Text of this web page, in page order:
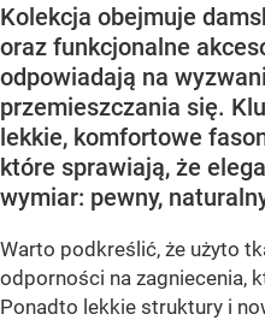
Kolekcja obejmuje
oraz funkcjonalne
odpowiadają na
przemieszczania się.
lekkie, komfortowe
które sprawiają, że
wymiar: pewny,
Warto podkreślić, że użyto
odporności na zagniecenia,
Ponadto lekkie struktury i